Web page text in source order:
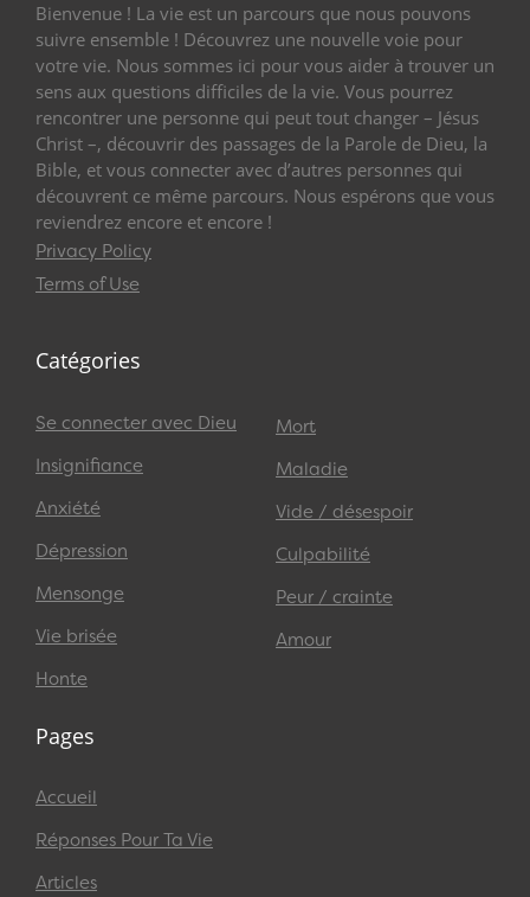
Bienvenue ! La vie est un parcours que nous pouvons
suivre ensemble ! Découvrez une nouvelle voie pour
votre vie. Nous sommes ici pour vous aider à trouver un
sens aux questions difficiles de la vie. Vous pourrez
rencontrer une personne qui peut tout changer – Jésus
Christ –, découvrir des passages de la Parole de Dieu, la
Bible, et vous connecter avec d’autres personnes qui
découvrent ce même parcours. Nous espérons que vous
reviendrez encore et encore !
Privacy Policy
Terms of Use
Catégories
Se connecter avec Dieu
Insignifiance
Anxiété
Dépression
Mensonge
Vie brisée
Honte
Mort
Maladie
Vide / désespoir
Culpabilité
Peur / crainte
Amour
Pages
Accueil
Réponses Pour Ta Vie
Articles